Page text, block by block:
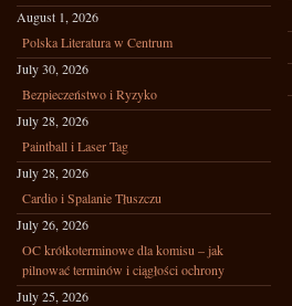
August 1, 2026
Polska Literatura w Centrum
July 30, 2026
Bezpieczeństwo i Ryzyko
July 28, 2026
Paintball i Laser Tag
July 28, 2026
Cardio i Spalanie Tłuszczu
July 26, 2026
OC krótkoterminowe dla komisu – jak
pilnować terminów i ciągłości ochrony
July 25, 2026